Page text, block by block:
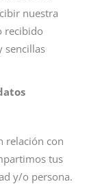
nuestra
recibido
sencillas
relación con
tus
y/o persona.